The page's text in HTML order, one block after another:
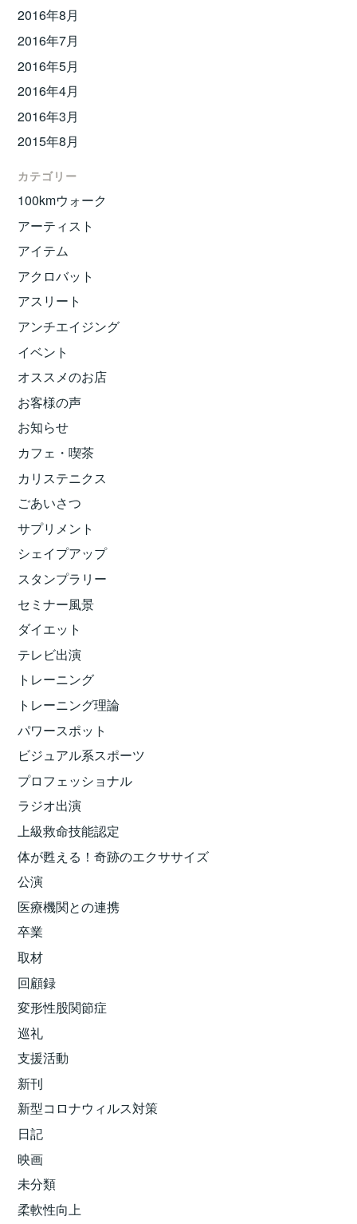
2016年8月
2016年7月
2016年5月
2016年4月
2016年3月
2015年8月
カテゴリー
100kmウォーク
アーティスト
アイテム
アクロバット
アスリート
アンチエイジング
イベント
オススメのお店
お客様の声
お知らせ
カフェ・喫茶
カリステニクス
ごあいさつ
サプリメント
シェイプアップ
スタンプラリー
セミナー風景
ダイエット
テレビ出演
トレーニング
トレーニング理論
パワースポット
ビジュアル系スポーツ
プロフェッショナル
ラジオ出演
上級救命技能認定
体が甦える！奇跡のエクササイズ
公演
医療機関との連携
卒業
取材
回顧録
変形性股関節症
巡礼
支援活動
新刊
新型コロナウィルス対策
日記
映画
未分類
柔軟性向上